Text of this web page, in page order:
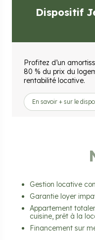
Dispositif
Profitez d’un
80 % du prix du
rentabilité locative.
En savoir + sur le
Gestion locative
Garantie loyer
Appartement
cuisine, prêt à la
Financement sur